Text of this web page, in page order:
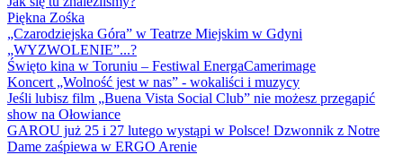
Piękna Zośka
„Czarodziejska Góra” w Teatrze Miejskim w Gdyni
„WYZWOLENIE”...?
Święto kina w Toruniu – Festiwal EnergaCamerimage
Koncert „Wolność jest w nas” - wokaliści i muzycy
Jeśli lubisz film „Buena Vista Social Club” nie możesz przegapić
show na Ołowiance
GAROU już 25 i 27 lutego wystąpi w Polsce! Dzwonnik z Notre
Dame zaśpiewa w ERGO Arenie